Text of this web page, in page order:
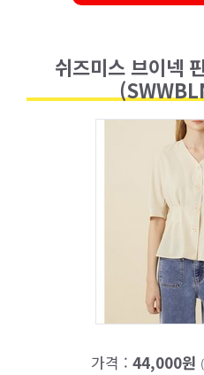
쉬즈미스 브이넥
가격 : 44,000원